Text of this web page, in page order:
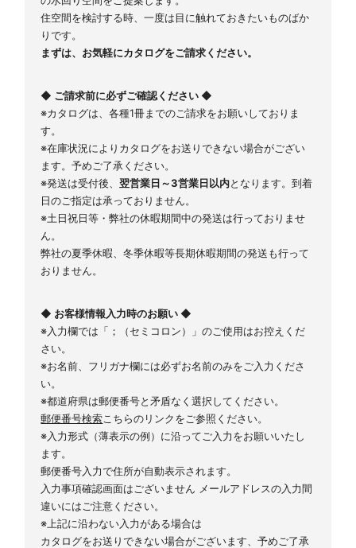
住空間を検討する時、一度は目に触れておきたいものばか
りです。
まずは、お気軽にカタログをご請求ください。
◆ ご請求前に必ずご確認ください ◆
※カタログは、各種1冊までのご請求をお願いしておりま
す。
※在庫状況によりカタログをお送りできない場合がござい
ます。予めご了承ください。
※発送は受付後、翌営業日～3営業日以内となります。到着
日のご指定は承っておりません。
※土日祝日等・弊社の休暇期間中の発送は行っておりませ
ん。
弊社の夏季休暇、冬季休暇等長期休暇期間の発送も行って
おりません。
◆ お客様情報入力時のお願い ◆
※入力欄では「；（セミコロン）」のご使用はお控えくだ
さい。
※お名前、フリガナ欄には必ずお名前のみをご入力くださ
い。
※都道府県は郵便番号と矛盾なく選択してください。
郵便番号検索こちらのリンクをご参照ください。
※入力形式（薄表示の例）に沿ってご入力をお願いいたし
ます。
郵便番号入力で住所が自動表示されます。
入力事項確認画面はございません メールアドレスの入力間
違いにはご注意ください。
※上記に沿わない入力がある場合は
カタログをお送りできない場合がございます、予めご了承